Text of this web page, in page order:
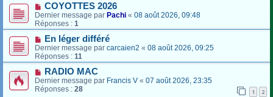
COYOTTES 2026
Dernier message par Pachi « 08 août 2026, 09:48
Réponses : 1
En léger différé
Dernier message par carcaien2 « 08 août 2026, 09:25
Réponses : 11
RADIO MAC
Dernier message par Francis V « 07 août 2026, 23:35
Réponses : 28 1 2